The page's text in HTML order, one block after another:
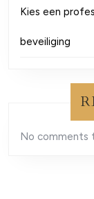
Kies een
beveiliging
No comments